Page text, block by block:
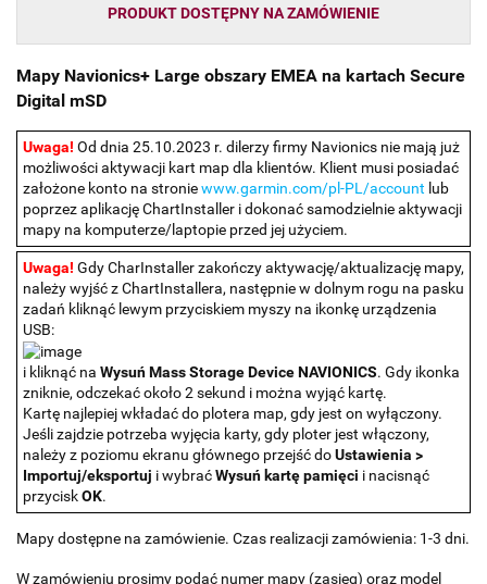
PRODUKT DOSTĘPNY NA ZAMÓWIENIE
Mapy Navionics+ Large obszary EMEA na kartach Secure
Digital mSD
Uwaga! Od dnia 25.10.2023 r. dilerzy firmy Navionics nie mają już
możliwości aktywacji kart map dla klientów. Klient musi posiadać
założone konto na stroniewww.garmin.com/pl-PL/account lub
poprzez aplikację ChartInstaller i dokonać samodzielnie aktywacji
mapy na komputerze/laptopie przed jej użyciem.
Uwaga! Gdy CharInstaller zakończy aktywację/aktualizację mapy,
należy wyjść z ChartInstallera, następnie w dolnym rogu na pasku
zadań kliknąć lewym przyciskiem myszy na ikonkę urządzenia
USB:
i kliknąć na Wysuń Mass Storage Device NAVIONICS. Gdy ikonka
zniknie, odczekać około 2 sekund i można wyjąć kartę.
Kartę najlepiej wkładać do plotera map, gdy jest on wyłączony.
Jeśli zajdzie potrzeba wyjęcia karty, gdy ploter jest włączony,
należy z poziomu ekranu głównego przejść doUstawienia >
Importuj/eksportuj i wybraćWysuń kartę pamięci i nacisnąć
przyciskOK.
Mapy dostępne na zamówienie. Czas realizacji zamówienia: 1-3 dni.
W zamówieniu prosimy podać numer mapy (zasięg) oraz model